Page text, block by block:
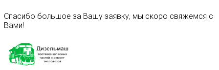
Спасибо большое за Вашу заявку, мы скоро свяжемся с
Вами!